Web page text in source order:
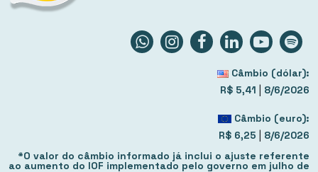
Câmbio (dólar):
R$ 5,41 | 8/6/2026
Câmbio (euro):
R$ 6,25 | 8/6/2026
*O valor do câmbio informado já inclui o ajuste referente
ao aumento do IOF implementado pelo governo em julho de